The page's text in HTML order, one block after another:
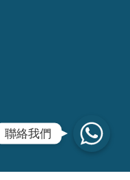
聯絡我們